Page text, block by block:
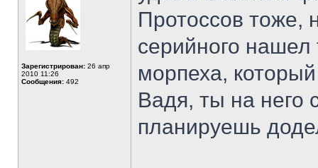
Зарегистрирован: 26 апр
2010 11:26
Сообщения: 492
Протоссов тоже,
серийного нашел
морпеха,
Вадя, ты на него
планируешь